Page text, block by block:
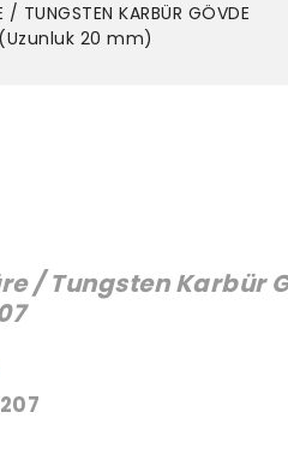
/ TUNGSTEN KARBÜR GÖVDE
(Uzunluk 20 mm)
/ Tungsten Karbür